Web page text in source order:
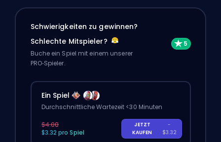
Schwierigkeiten zu gewinnen?
Schlechte Mitspieler?
Buche ein Spiel mit einem unserer
PRO‑Spieler.
Ein Spiel
Durchschnittliche Wartezeit <30 Minuten
$4.00
$3.32 pro Spiel
JETZT
KAUFEN
-
$3.32